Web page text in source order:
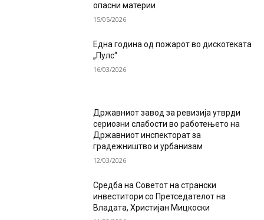
опасни материи
15/05/2026
Една година од пожарот во дискотеката
„Пулс“
16/03/2026
Државниот завод за ревизија утврди
сериозни слабости во работењето на
Државниот инспекторат за
градежништво и урбанизам
12/03/2026
Средба на Советот на странски
инвеститори со Претседателот на
Владата, Христијан Мицкоски